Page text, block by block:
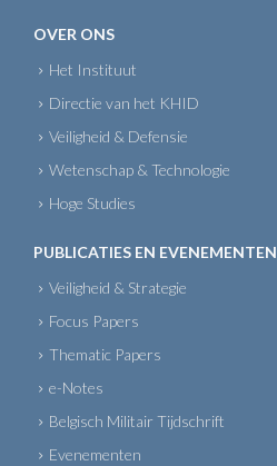
OVER ONS
Het Instituut
Directie van het KHID
Veiligheid & Defensie
Wetenschap & Technologie
Hoge Studies
PUBLICATIES EN EVENEMENTEN
Veiligheid & Strategie
Focus Papers
Thematic Papers
e-Notes
Belgisch Militair Tijdschrift
Evenementen